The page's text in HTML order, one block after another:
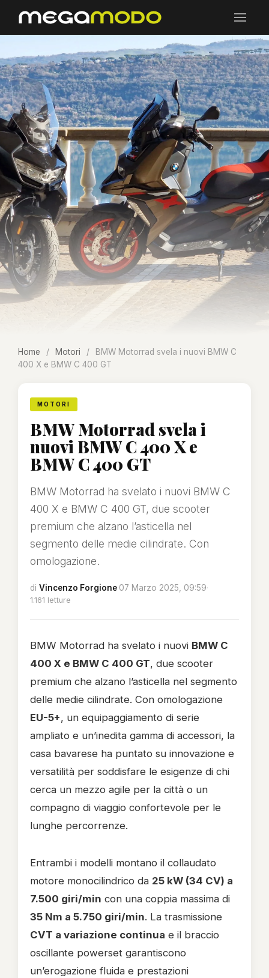
Home / Motori /
BMW Motorrad svela i nuovi BMW C
400 X e BMW C 400 GT
MOTORI
BMW Motorrad svela i
nuovi BMW C 400 X e
BMW C 400 GT
BMW Motorrad ha svelato i nuovi BMW C
400 X e BMW C 400 GT, due scooter
premium che alzano l’asticella nel
segmento delle medie cilindrate. Con
omologazione.
di Vincenzo Forgione·07 Marzo 2025, 09:59·
1.161 letture
BMW Motorrad ha svelato i nuovi BMW C
400 X e BMW C 400 GT, due scooter
premium che alzano l’asticella nel segmento
delle medie cilindrate. Con omologazione
EU-5+, un equipaggiamento di serie
ampliato e un’inedita gamma di accessori, la
casa bavarese ha puntato su innovazione e
versatilità per soddisfare le esigenze di chi
cerca un mezzo agile per la città o un
compagno di viaggio confortevole per le
lunghe percorrenze.
Entrambi i modelli montano il collaudato
motore monocilindrico da 25 kW (34 CV) a
7.500 giri/min con una coppia massima di
35 Nm a 5.750 giri/min. La trasmissione
CVT a variazione continua e il braccio
oscillante powerset garantiscono
un’erogazione fluida e prestazioni